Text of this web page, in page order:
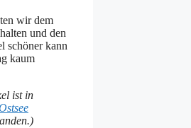
wir dem
und den
schöner kann
kaum
ist in